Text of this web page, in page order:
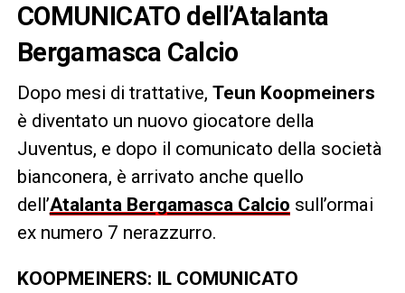
COMUNICATO dell’Atalanta
Bergamasca Calcio
Dopo mesi di trattative, Teun Koopmeiners
è diventato un nuovo giocatore della
Juventus, e dopo il comunicato della società
bianconera, è arrivato anche quello
dell’Atalanta Bergamasca Calcio sull’ormai
ex numero 7 nerazzurro.
KOOPMEINERS: IL COMUNICATO